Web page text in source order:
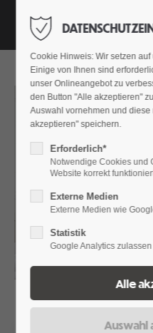
Der Eintrag "offcanvas-col1"
Der Eintrag "offcanvas-col2"
Der Eintrag "offcanvas-col3"
Der Eintrag "offcanvas-col4"
Cookie Hinweis: Wir setzen
Einige von Ihnen sind
unser Onlineangebot zu
den Button "Alle akzeptieren"
Auswahl vornehmen und diese
akzeptieren" speichern.
Erforderlich*
Notwendige Cookies und
Website korrekt
Externe Medien
Externe Medien wie
Statistik
Google Analytics zulassen